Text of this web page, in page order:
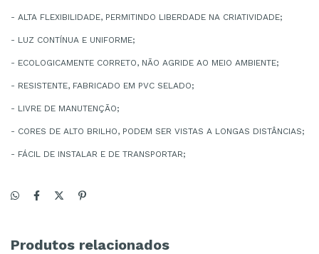
- ALTA FLEXIBILIDADE, PERMITINDO LIBERDADE NA CRIATIVIDADE;
- LUZ CONTÍNUA E UNIFORME;
- ECOLOGICAMENTE CORRETO, NÃO AGRIDE AO MEIO AMBIENTE;
- RESISTENTE, FABRICADO EM PVC SELADO;
- LIVRE DE MANUTENÇÃO;
- CORES DE ALTO BRILHO, PODEM SER VISTAS A LONGAS DISTÂNCIAS;
- FÁCIL DE INSTALAR E DE TRANSPORTAR;
Produtos relacionados